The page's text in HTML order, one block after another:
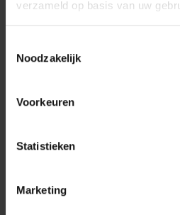
verzameld op basis van uw
Noodzakelijk
Voorkeuren
Statistieken
Marketing